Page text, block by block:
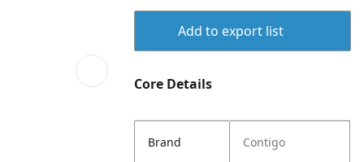
Add to export list
Core Details
Brand Contigo